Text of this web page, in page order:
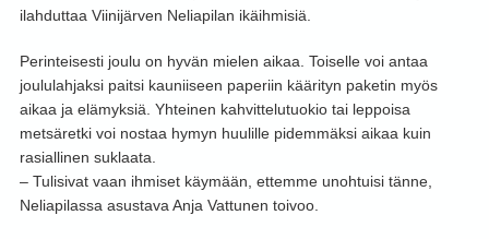
ilahduttaa Viinijärven Neliapilan ikäihmisiä.
Perinteisesti joulu on hyvän mielen aikaa. Toiselle voi antaa
joululahjaksi paitsi kauniiseen paperiin käärityn paketin myös
aikaa ja elämyksiä. Yhteinen kahvittelutuokio tai leppoisa
metsäretki voi nostaa hymyn huulille pidemmäksi aikaa kuin
rasiallinen suklaata.
– Tulisivat vaan ihmiset käymään, ettemme unohtuisi tänne,
Neliapilassa asustava Anja Vattunen toivoo.